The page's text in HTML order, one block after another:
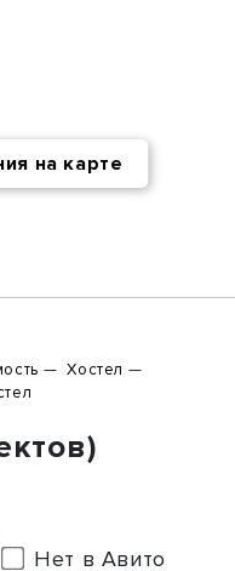
на карте
Хостел
Нет в Авито